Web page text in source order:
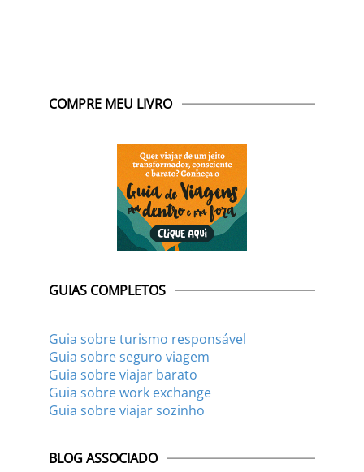
COMPRE MEU LIVRO
GUIAS COMPLETOS
Guia sobre turismo responsável
Guia sobre seguro viagem
Guia sobre viajar barato
Guia sobre work exchange
Guia sobre viajar sozinho
BLOG ASSOCIADO